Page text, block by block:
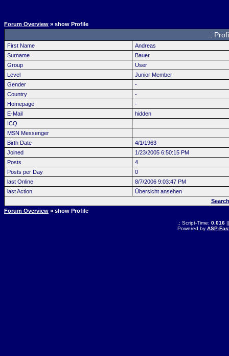
Forum Overview » show Profile
.:
First Name
Andreas
Surname
Bauer
Group
User
Level
Junior Member
Gender
-
Country
-
Homepage
-
E-Mail
hidden
ICQ
MSN Messenger
Birth Date
4/1/1963
Joined
1/23/2005 6:50:15 PM
Posts
4
Posts per Day
0
last Online
8/7/2006 9:03:47 PM
last Action
Übersicht ansehen
Forum Overview » show Profile
.: Script-Time: 0.016||
Powered by ASP-